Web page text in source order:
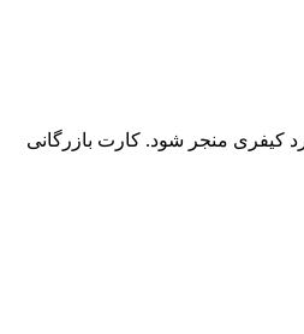
کیفری منجر شود. کارت بازرگانی